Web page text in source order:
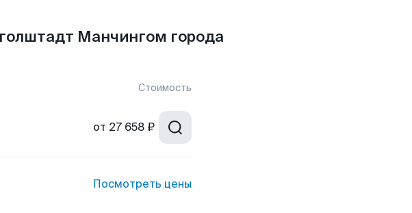
Манчингом города
Стоимость
от 27 658 ₽
Посмотреть цены